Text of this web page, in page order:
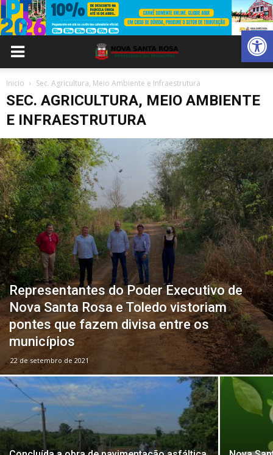
Abrir
Inicio Sec. Agricultura, Meio Ambiente e Infraestrutura
SEC. AGRICULTURA, MEIO AMBIENTE
E INFRAESTRUTURA
Representantes do Poder Executivo de
Nova Santa Rosa e Toledo vistoriam
pontes que fazem divisa entre os
municípios
22 de setembro de 2021